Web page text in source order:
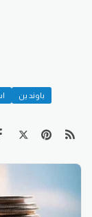
باوند ين